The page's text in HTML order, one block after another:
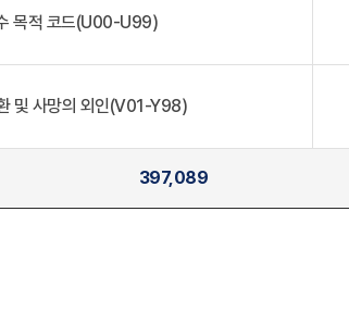
목적 코드(U00-U99)
및 사망의 외인(V01-Y98)
397,089